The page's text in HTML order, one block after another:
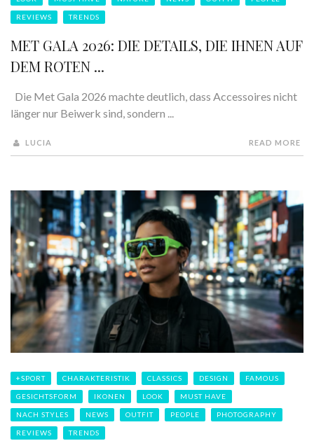
REVIEWS TRENDS
MET GALA 2026: DIE DETAILS, DIE IHNEN AUF
DEM ROTEN ...
Die Met Gala 2026 machte deutlich, dass Accessoires nicht
länger nur Beiwerk sind, sondern ...
LUCIA READ MORE
+SPORT CHARAKTERISTIK CLASSICS DESIGN FAMOUS
GESICHTSFORM IKONEN LOOK MUST HAVE
NACH STYLES NEWS OUTFIT PEOPLE PHOTOGRAPHY
REVIEWS TRENDS